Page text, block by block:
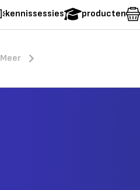
kennissessies producten
Meer